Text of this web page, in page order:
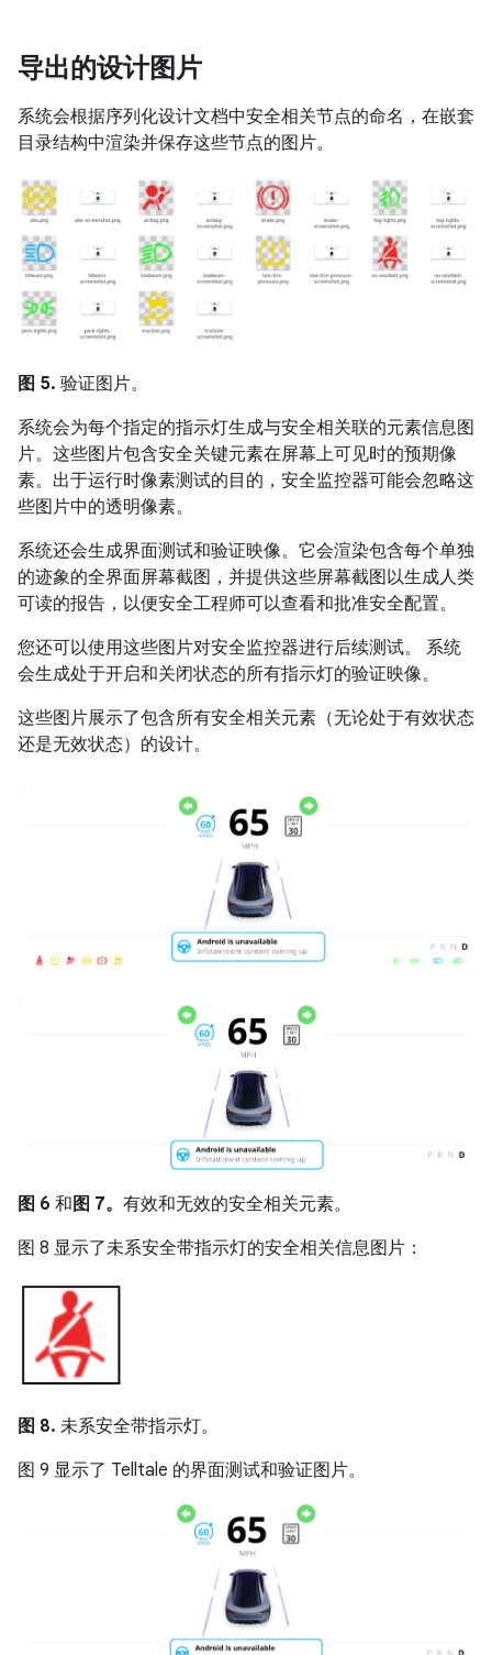
导出的设计图片
系统会根据序列化设计文档中安全相关节点的命名，在嵌套
目录结构中渲染并保存这些节点的图片。
图 5. 验证图片。
系统会为每个指定的指示灯生成与安全相关联的元素信息图
片。这些图片包含安全关键元素在屏幕上可见时的预期像
素。出于运行时像素测试的目的，安全监控器可能会忽略这
些图片中的透明像素。
系统还会生成界面测试和验证映像。它会渲染包含每个单独
的迹象的全界面屏幕截图，并提供这些屏幕截图以生成人类
可读的报告，以便安全工程师可以查看和批准安全配置。
您还可以使用这些图片对安全监控器进行后续测试。 系统
会生成处于开启和关闭状态的所有指示灯的验证映像。
这些图片展示了包含所有安全相关元素（无论处于有效状态
还是无效状态）的设计。
图 6 和 图 7。 有效和无效的安全相关元素。
图 8 显示了未系安全带指示灯的安全相关信息图片：
图 8. 未系安全带指示灯。
图 9 显示了 Telltale 的界面测试和验证图片。